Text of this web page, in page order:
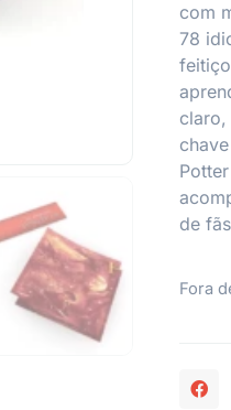
com
78
claro,
de
Fora